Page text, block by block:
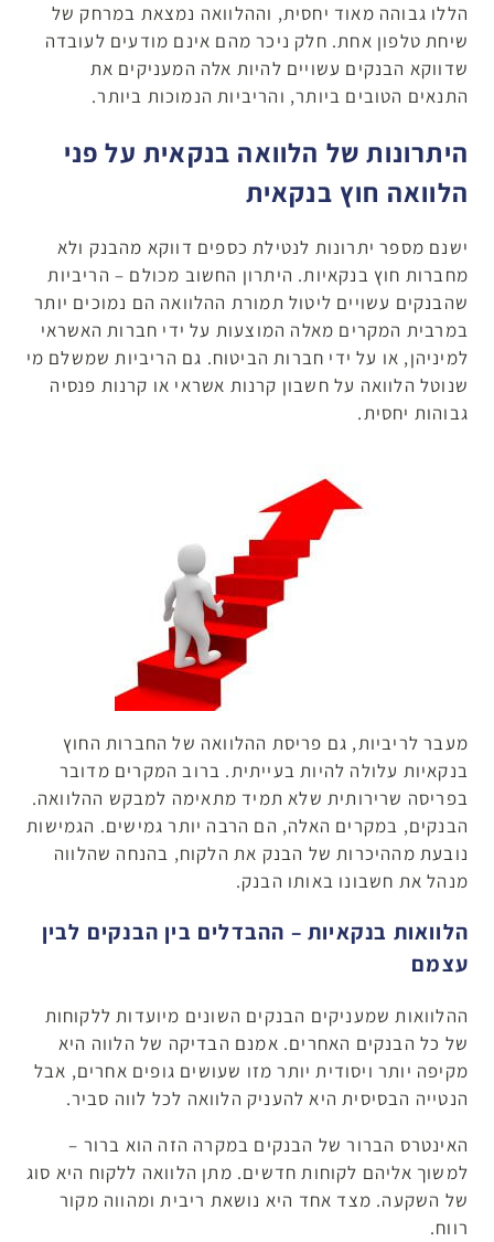
הללו גבוהה מאוד יחסית, וההלוואה נמצאת במרחק של
שיחת טלפון אחת. חלק ניכר מהם אינם מודעים לעובדה
שדווקא הבנקים עשויים להיות אלה המעניקים את
התנאים הטובים ביותר, והריביות הנמוכות ביותר.
היתרונות של הלוואה בנקאית על פני
הלוואה חוץ בנקאית
ישנם מספר יתרונות לנטילת כספים דווקא מהבנק ולא
מחברות חוץ בנקאיות. היתרון החשוב מכולם – הריביות
שהבנקים עשויים ליטול תמורת ההלוואה הם נמוכים יותר
במרבית המקרים מאלה המוצעות על ידי חברות האשראי
למיניהן, או על ידי חברות הביטוח. גם הריביות שמשלם מי
שנוטל הלוואה על חשבון קרנות אשראי או קרנות פנסיה
גבוהות יחסית.
מעבר לריביות, גם פריסת ההלוואה של החברות החוץ
בנקאיות עלולה להיות בעייתית. ברוב המקרים מדובר
בפריסה שרירותית שלא תמיד מתאימה למבקש ההלוואה.
הבנקים, במקרים האלה, הם הרבה יותר גמישים. הגמישות
נובעת מההיכרות של הבנק את הלקוח, בהנחה שהלווה
מנהל את חשבונו באותו הבנק.
הלוואות בנקאיות – ההבדלים בין הבנקים לבין
עצמם
ההלוואות שמעניקים הבנקים השונים מיועדות ללקוחות
של כל הבנקים האחרים. אמנם הבדיקה של הלווה היא
מקיפה יותר ויסודית יותר מזו שעושים גופים אחרים, אבל
הנטייה הבסיסית היא להעניק הלוואה לכל לווה סביר.
האינטרס הברור של הבנקים במקרה הזה הוא ברור –
למשוך אליהם לקוחות חדשים. מתן הלוואה ללקוח היא סוג
של השקעה. מצד אחד היא נושאת ריבית ומהווה מקור
רווח.